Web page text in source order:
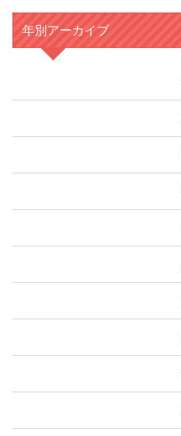
年別アーカイブ